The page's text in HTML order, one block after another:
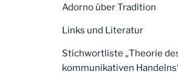
Adorno über Tradition
Links und Literatur
Stichwortliste „Theorie
kommunikativen